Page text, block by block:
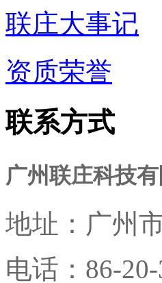
联庄大事记
资质荣誉
联系方式
广州联庄科技有
地址： 广州
电话： 86-